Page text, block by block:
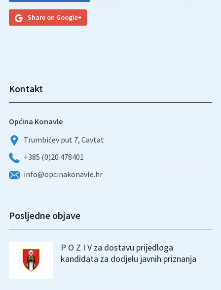
Share on Google+
Kontakt
Općina Konavle
Trumbićev put 7, Cavtat
+385 (0)20 478401
info@opcinakonavle.hr
Posljedne objave
P O Z I V za dostavu prijedloga
kandidata za dodjelu javnih priznanja